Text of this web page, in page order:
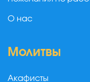
О нас
Молитвы
Акафисты